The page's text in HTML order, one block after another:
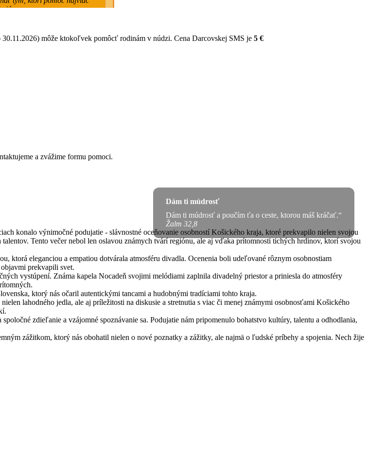
30.11.2026) môže ktokoľvek pomôcť rodinám v núdzi. Cena Darcovskej SMS je 5 €
a zvážime formu pomoci.
Dám ti múdrosť
Dám ti múdrosť a poučím ťa o ceste, ktorou máš kráčať.“
Žalm 32,8
konalo výnimočné podujatie - slávnostné oceňovanie osobností Košického kraja, ktoré prekvapilo nielen svojou
Tento večer nebol len oslavou známych tvárí regiónu, ale aj vďaka prítomnosti tichých hrdinov, ktorí svojou
ktorá eleganciou a empatiou dotvárala atmosféru divadla. Ocenenia boli udeľované rôznym osobnostiam
prekvapili svet.
vystúpení. Známa kapela Nocadeň svojimi melódiami zaplnila divadelný priestor a priniesla do atmosféry
ktorý nás očaril autentickými tancami a hudobnými tradíciami tohto kraja.
lahodného jedla, ale aj príležitosti na diskusie a stretnutia s viac či menej známymi osobnosťami Košického
zdieľanie a vzájomné spoznávanie sa. Podujatie nám pripomenulo bohatstvo kultúry, talentu a odhodlania,
zážitkom, ktorý nás obohatil nielen o nové poznatky a zážitky, ale najmä o ľudské príbehy a spojenia. Nech žije